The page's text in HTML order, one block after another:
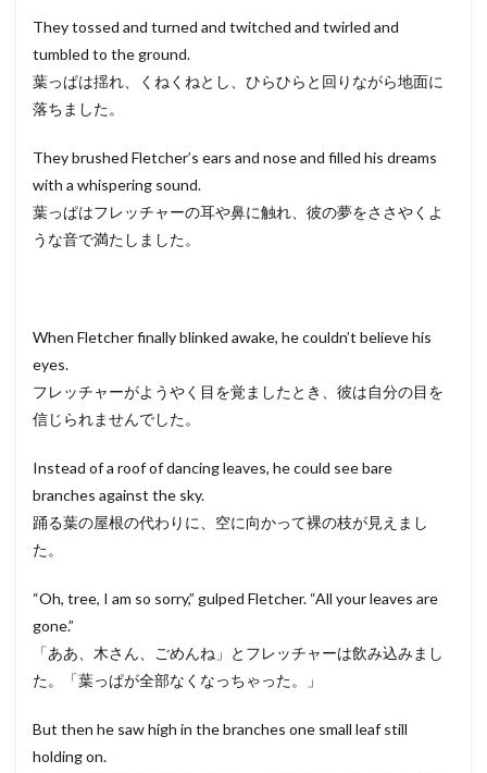
They tossed and turned and twitched and twirled and
tumbled to the ground.
葉っぱは揺れ、くねくねとし、ひらひらと回りながら地面に
落ちました。
They brushed Fletcher’s ears and nose and filled his dreams
with a whispering sound.
葉っぱはフレッチャーの耳や鼻に触れ、彼の夢をささやくよ
うな音で満たしました。
When Fletcher finally blinked awake, he couldn’t believe his
eyes.
フレッチャーがようやく目を覚ましたとき、彼は自分の目を
信じられませんでした。
Instead of a roof of dancing leaves, he could see bare
branches against the sky.
踊る葉の屋根の代わりに、空に向かって裸の枝が見えまし
た。
“Oh, tree, I am so sorry,” gulped Fletcher. “All your leaves are
gone.”
「ああ、木さん、ごめんね」とフレッチャーは飲み込みまし
た。「葉っぱが全部なくなっちゃった。」
But then he saw high in the branches one small leaf still
holding on.